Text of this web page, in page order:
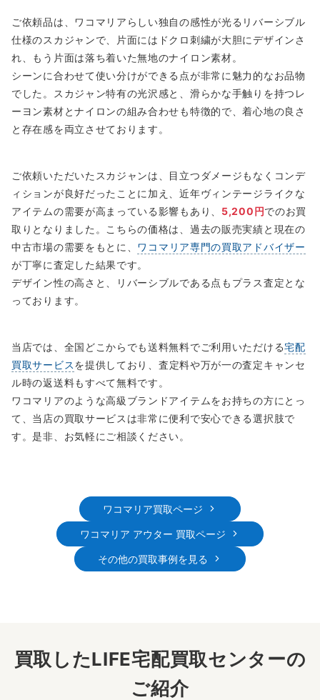
ご依頼品は、ワコマリアらしい独自の感性が光るリバーシブル
仕様のスカジャンで、片面にはドクロ刺繍が大胆にデザインさ
れ、もう片面は落ち着いた無地のナイロン素材。
シーンに合わせて使い分けができる点が非常に魅力的なお品物
でした。スカジャン特有の光沢感と、滑らかな手触りを持つレ
ーヨン素材とナイロンの組み合わせも特徴的で、着心地の良さ
と存在感を両立させております。
ご依頼いただいたスカジャンは、目立つダメージもなくコンデ
ィションが良好だったことに加え、近年ヴィンテージライクな
アイテムの需要が高まっている影響もあり、 5,200円でのお買
取りとなりました。こちらの価格は、過去の販売実績と現在の
中古市場の需要をもとに、 ワコマリア専門の買取アドバイザー
が丁寧に査定した結果です。
デザイン性の高さと、リバーシブルである点もプラス査定とな
っております。
当店では、全国どこからでも送料無料でご利用いただける宅配
買取サービスを提供しており、査定料や万が一の査定キャンセ
ル時の返送料もすべて無料です。
ワコマリアのような高級ブランドアイテムをお持ちの方にとっ
て、当店の買取サービスは非常に便利で安心できる選択肢で
す。是非、お気軽にご相談ください。
ワコマリア買取ページ
ワコマリア アウター 買取ページ
その他の買取事例を見る
買取したLIFE宅配買取センターの
ご紹介